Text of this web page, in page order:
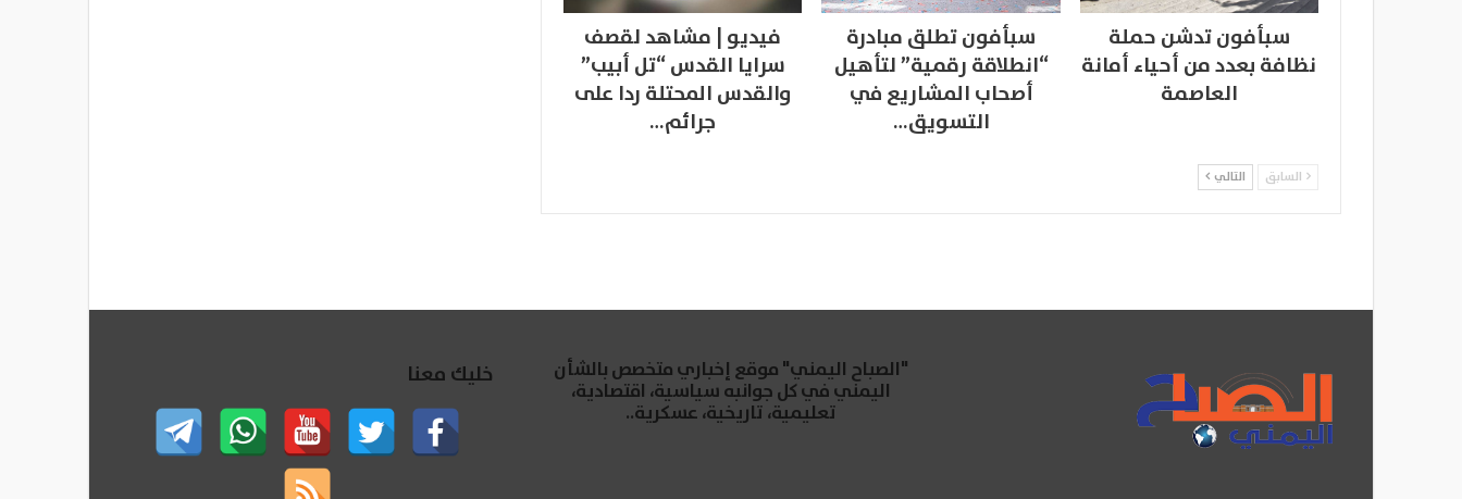
سبأفون تدشن حملة
نظافة بعدد من أحياء أمانة
العاصمة
سبأفون تطلق مبادرة
“انطلاقة رقمية” لتأهيل
أصحاب المشاريع في
التسويق…
فيديو | مشاهد لقصف
سرايا القدس “تل أبيب”
والقدس المحتلة ردا على
جرائم…
السابق التالي
"الصباح اليمني" موقع إخباري متخصص بالشأن
اليمني في كل جوانبه سياسية، اقتصادية،
تعليمية، تاريخية، عسكرية..
خليك معنا